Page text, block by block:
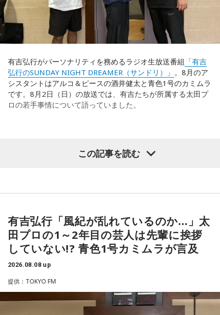
なんです。そういう意味では、確かに選手層は厚くなったけ
れども、さらに“個”の力を高めながら、選手層をもっと厚くし
なきゃいけない。ベスト16・ベスト8に進む国と比べたとき
に、そこまでの選手層だったのかというと、まだまだ厚くし
ます。
ただ、あれだけケガ人が出て、誰が出ても同じようなサッカ
ーができて、グループステージをああいう形で抜けられたと
いうのは今までなかったことですし、力がついているのは事
番組名：SPORTS BEAT supported by TOYOTA
放送日時：毎週土曜 10:00～10:50
パーソナリティ：藤木直人、高見侑里
番組Webサイト：https://www.tfm.co.jp/beat/
番組公式X：@SPORTSBEAT_TFM
いいと思うのですが、森保監督は帰国後の会見で「戦術は後
出しジャンケンだ」と言っていたんです。どういうことかと
いうと、自分たちが変えたら相手がまた変えてくる、それに
対してまた変えていかなきゃならない。ベンチでその都度
に対して変化しなきゃいけない。「こういうやり方をしま
す」「だったらこう対応します」と。
そうすると、対応された側がまた変えてくるんですよ、それ
も試合中に。ですから、ベンチからでも戦術や戦略はある程
ブラジル戦のときも「守ろう」という気持ちはなくても、ブ
だ、これは日本だけではなく、アルゼンチンと対戦したイン
グランドもそういう展開になったんですよ。サッカーってそ
ういうスポーツなんですよね。
つまり、ベンチから何か言っても（すぐに戦術を）変えられ
るほど簡単なスポーツではないんです。なぜならば、相手が
それに対してまた変化をしてくるから。だから“個”の力を高め
ね。
有吉弘行がパーソナリティを務めるラジオ生放送番組 「有吉
弘行のSUNDAY NIGHT DREAMER（サンドリ）」 。8月のア
シスタントはアルコ＆ピースの酒井健太と青色1号のカミムラ
です。8月2日（日）の放送では、有吉たちが所属する太田プ
ロの若手事情について語っていました。
とがあると切り出し、「賞レースで結果を残していないコン
ビ、（芸歴18年目の）ぐりんぴーすがよく愚痴をこぼしてい
るのは、最近の後輩は挨拶をしてくれないんだって（笑）」
と暴露します。
有吉自身は、今では後輩から挨拶されないことがまったくな
いため分からないと前置きしつつ、「ぐりんぴーすがそう言
っていたから……その辺はどう？ 風紀が乱れているかどうか」
と質問します。
この記事を読む
有吉弘行「風紀が乱れているのか…」太
田プロの1～2年目の芸人は先輩に挨拶
していない!? 青色1号カミムラが言及
2026.08.08 up
提供：TOKYO FM